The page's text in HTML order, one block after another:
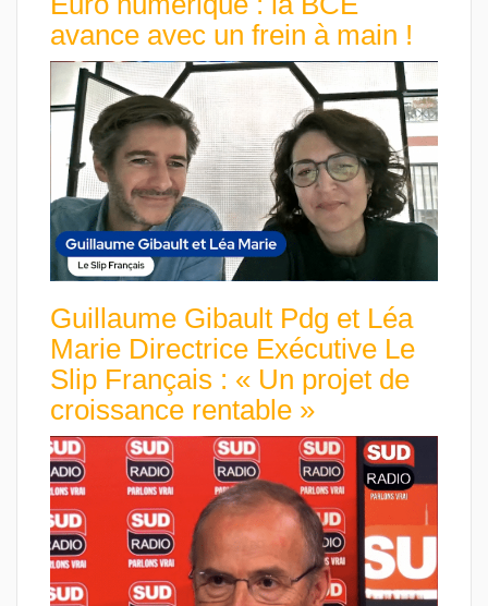
avance avec un frein à main !
Guillaume Gibault Pdg et Léa
Marie Directrice Exécutive Le
Slip Français : « Un projet de
croissance rentable »